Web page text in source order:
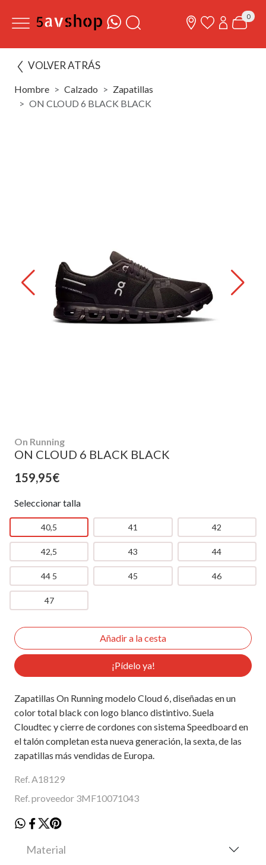
0
VOLVER ATRÁS
Hombre Calzado
Zapatillas
ON CLOUD 6 BLACK BLACK
On Running
ON CLOUD 6 BLACK BLACK
159,95€
Seleccionar talla
40,5 41 42
42,5 43 44
44 5 45 46
47
¡Pídelo ya!
Zapatillas On Running modelo Cloud 6, diseñadas en un
color total black con logo blanco distintivo. Suela
Cloudtec y cierre de cordones con sistema Speedboard en
el talón completan esta nueva generación, la sexta, de las
zapatillas más vendidas de Europa.
Ref. A18129
Ref. proveedor 3MF10071043
Material